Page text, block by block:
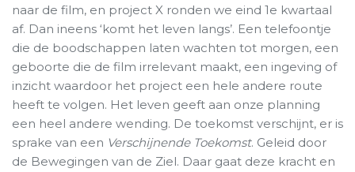
naar de film, en project X ronden we eind 1e kwartaal
af. Dan ineens ‘komt het leven langs’. Een telefoontje
die de boodschappen laten wachten tot morgen, een
geboorte die de film irrelevant maakt, een ingeving of
inzicht waardoor het project een hele andere route
heeft te volgen. Het leven geeft aan onze planning
een heel andere wending. De toekomst verschijnt, er is
sprake van een Verschijnende Toekomst. Geleid door
de Bewegingen van de Ziel. Daar gaat deze kracht en